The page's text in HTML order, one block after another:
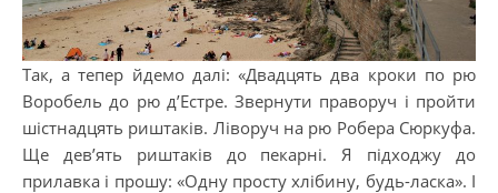
Так, а тепер йдемо далі: «Двадцять два кроки по рю
Воробель до рю д’Естре. Звернути праворуч і пройти
шістнадцять риштаків. Ліворуч на рю Робера Сюркуфа.
Ще дев’ять риштаків до пекарні. Я підходжу до
прилавка і прошу: «Одну просту хлібину, будь-ласка». І